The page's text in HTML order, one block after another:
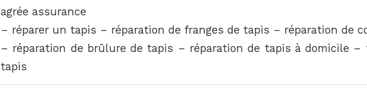
agrée assurance
– réparer un tapis – réparation de franges de tapis – réparation de
– réparation de brûlure de tapis – réparation de tapis à domicile –
tapis